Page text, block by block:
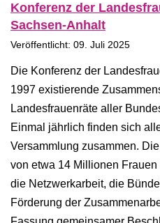
Konferenz der
Sachsen-Anhalt
Veröffentlicht: 09. Juli 2025
Die Konferenz der
1997 existierende
Landesfrauenräte aller
Einmal jährlich finden sich
Versammlung zusammen.
von etwa 14 Millionen
die Netzwerkarbeit, die
Förderung der